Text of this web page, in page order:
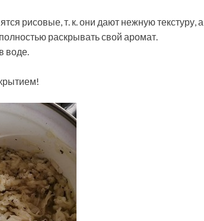
рисовые, т. к. они дают нежную текстуру, а
раскрывать свой аромат.
воде.